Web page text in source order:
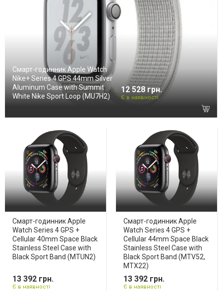
Смарт-годинник Apple Watch
Nike+ Series 4 GPS 44mm Silver
Aluminum Case with Summit
White Nike Sport Loop (MU7H2)
12 528 грн.
Є в наявності
Смарт-годинник Apple
Watch Series 4 GPS +
Cellular 40mm Space Black
Stainless Steel Case with
Black Sport Band (MTUN2)
13 392 грн.
Є в наявності
Смарт-годинник Apple
Watch Series 4 GPS +
Cellular 44mm Space Black
Stainless Steel Case with
Black Sport Band (MTV52,
MTX22)
13 392 грн.
Є в наявності